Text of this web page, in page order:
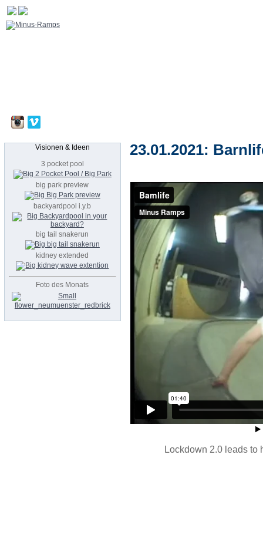
Visionen & Ideen
3 pocket pool
big park preview
backyardpool i.y.b
big tail snakerun
kidney extended
Foto des Monats
23.01.2021:
Lockdown 2.0 leads to